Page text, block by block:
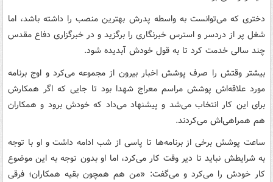
دختری که می‌توانست به واسطه پدرش بهترین منصب را داشته باشد، اما
شغل پر از دردسر و استرس خبرنگاری را برگزید و در خبرگزاری دفاع مقدس
چند سالی خدمت کرد تا به قول خودش آبدیده شود.
بیشتر وقتش را صرف پوشش اخبار بیرون از مجموعه می‌کرد و اوج برنامه
مورد علاقه‌اش پوشش مراسم معراج شهدا بود تا جایی که اگر همکارش
برای این کار انتخاب می‌شد و پیشنهاد می‌داد که خودش برود و همکاران
هم همراهی‌اش می‌کردند.
ساعت پوشش برخی از برنامه‌ها تا پاسی از شب ادامه داشت و او با توجه
به شرایطش نباید تا دیر وقت کار می‌کرد، اما او بدون توجه به این موضوع
کار خودش را می‌کرد و می‌گفت: «من هم همچون بقیه همکاران؛ فرقی